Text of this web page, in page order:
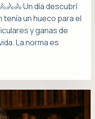
Un día descubrí
tenía un hueco para el
y ganas de
La norma es